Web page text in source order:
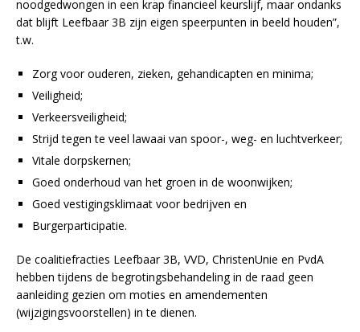
noodgedwongen in een krap financieel keurslijf, maar ondanks
dat blijft Leefbaar 3B zijn eigen speerpunten in beeld houden”,
t.w.
Zorg voor ouderen, zieken, gehandicapten en minima;
Veiligheid;
Verkeersveiligheid;
Strijd tegen te veel lawaai van spoor-, weg- en luchtverkeer;
Vitale dorpskernen;
Goed onderhoud van het groen in de woonwijken;
Goed vestigingsklimaat voor bedrijven en
Burgerparticipatie.
De coalitiefracties Leefbaar 3B, VVD, ChristenUnie en PvdA
hebben tijdens de begrotingsbehandeling in de raad geen
aanleiding gezien om moties en amendementen
(wijzigingsvoorstellen) in te dienen.